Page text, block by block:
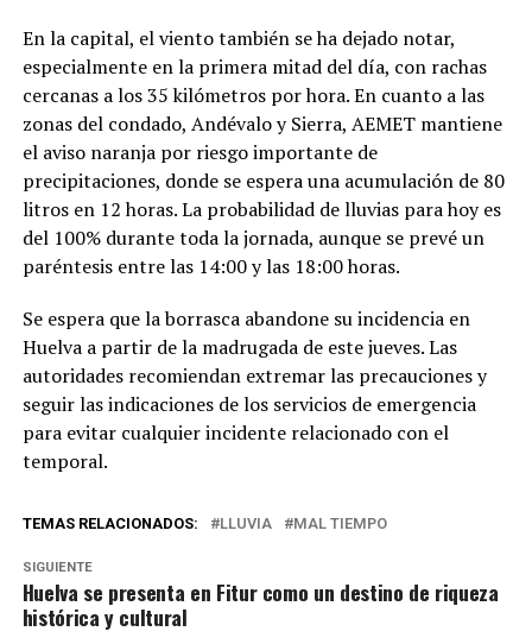
En la capital, el viento también se ha dejado notar,
especialmente en la primera mitad del día, con rachas
cercanas a los 35 kilómetros por hora. En cuanto a las
zonas del condado, Andévalo y Sierra, AEMET mantiene
el aviso naranja por riesgo importante de
precipitaciones, donde se espera una acumulación de 80
litros en 12 horas. La probabilidad de lluvias para hoy es
del 100% durante toda la jornada, aunque se prevé un
paréntesis entre las 14:00 y las 18:00 horas.
Se espera que la borrasca abandone su incidencia en
Huelva a partir de la madrugada de este jueves. Las
autoridades recomiendan extremar las precauciones y
seguir las indicaciones de los servicios de emergencia
para evitar cualquier incidente relacionado con el
temporal.
TEMAS RELACIONADOS: LLUVIA MAL TIEMPO
SIGUIENTE
Huelva se presenta en Fitur como un destino de riqueza
histórica y cultural